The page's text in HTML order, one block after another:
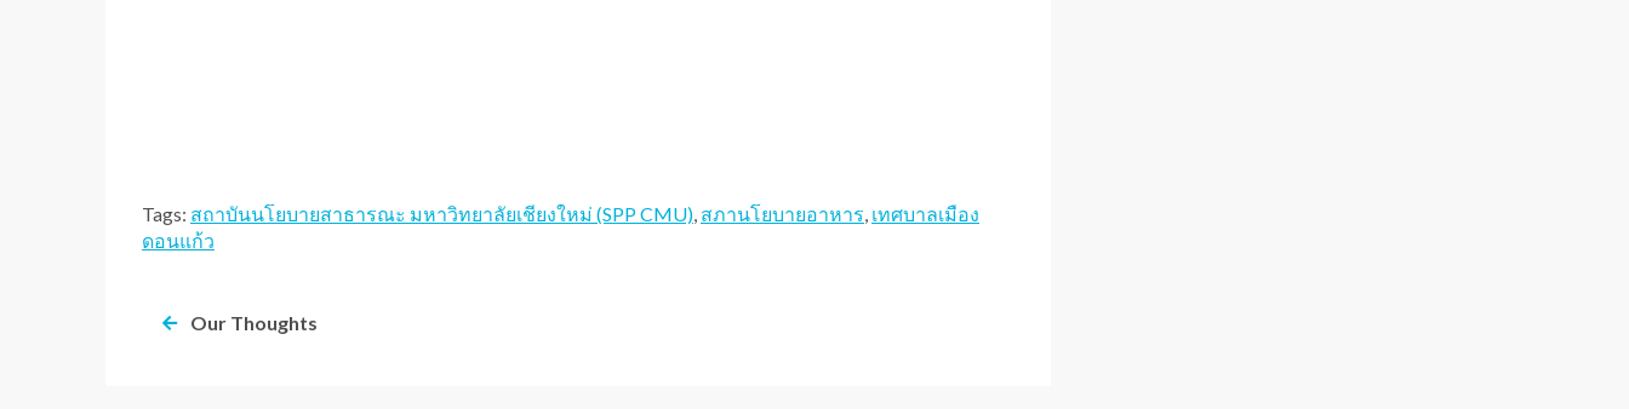
Tags: สถาบันนโยบายสาธารณะ มหาวิทยาลัยเชียงใหม่ (SPP CMU), สภานโยบายอาหาร, เทศบาลเมือง
ดอนแก้ว
Our Thoughts